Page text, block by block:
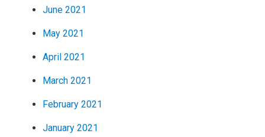
June 2021
May 2021
April 2021
March 2021
February 2021
January 2021